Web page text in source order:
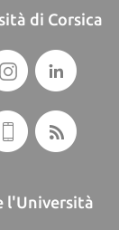
di Corsica
l'Università